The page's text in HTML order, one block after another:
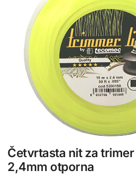
Četvrtasta nit za
2,4mm otporna